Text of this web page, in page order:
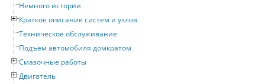
Немного истории
Краткое описание систем и узлов
Техническое обслуживание
Подъем автомобиля домкратом
Смазочные работы
Двигатель